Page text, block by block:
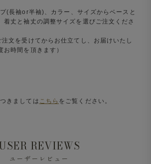
(長袖or半袖)、カラー、サイズからベースと
着丈と袖丈の調整サイズを選びご注文くださ
文を受けてからお仕立てし、お届けいたし
お時間を頂きます）
きましては こちら をご覧ください。
REVIEWS
ユーザーレビュー